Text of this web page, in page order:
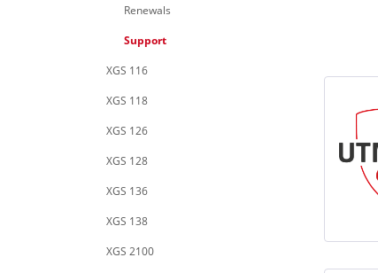
Renewals
Support
XGS 116
XGS 118
XGS 126
XGS 128
XGS 136
XGS 138
XGS 2100